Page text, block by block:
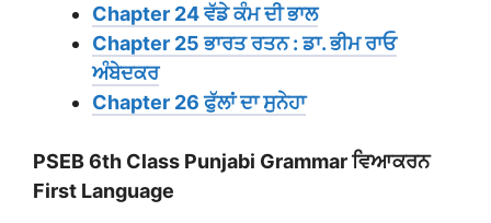
Chapter 24 ਵੱਡੇ ਕੰਮ ਦੀ ਭਾਲ
Chapter 25 ਭਾਰਤ ਰਤਨ : ਡਾ. ਭੀਮ ਰਾਓ
ਅੰਬੇਦਕਰ
Chapter 26 ਫੁੱਲਾਂ ਦਾ ਸੁਨੇਹਾ
PSEB 6th Class Punjabi Grammar ਵਿਆਕਰਨ
First Language